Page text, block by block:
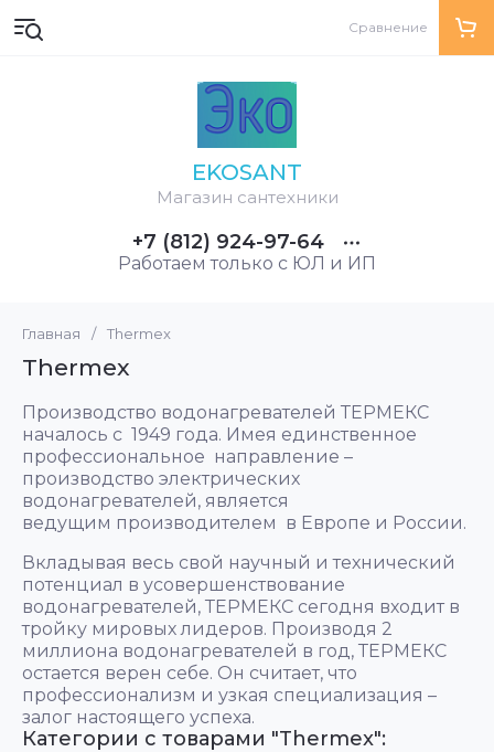
EKOSANT
Магазин сантехники
+7 (812) 924-97-64
Работаем только с ЮЛ и ИП
Сравнение
Главная / Thermex
Thermex
Производство водонагревателей ТЕРМЕКС
началось с 1949 года. Имея единственное
профессиональное направление –
производство электрических
водонагревателей, является
ведущим производителем в Европе и России.
Вкладывая весь свой научный и технический
потенциал в усовершенствование
водонагревателей, ТЕРМЕКС сегодня входит в
тройку мировых лидеров. Производя 2
миллиона водонагревателей в год, ТЕРМЕКС
остается верен себе. Он считает, что
профессионализм и узкая специализация –
залог настоящего успеха.
Категории с товарами "Thermex":